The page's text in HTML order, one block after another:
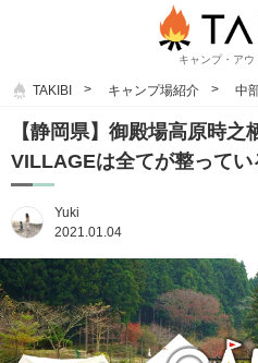
キャンプ・アウ
TAKIBI キャンプ場紹介 中
【静岡県】御殿場高原時
VILLAGEは全てが整ってい
Yuki
2021.01.04